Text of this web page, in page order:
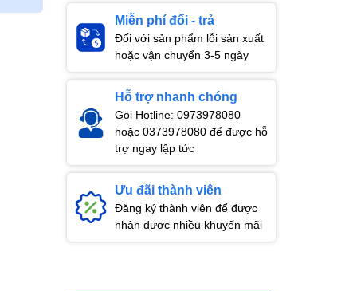
Miễn phí đổi - trả
Đối với sản phẩm lỗi sản xuất
hoặc vận chuyển 3-5 ngày
Hỗ trợ nhanh chóng
Gọi Hotline: 0973978080
hoặc 0373978080 để được hỗ
trợ ngay lập tức
Ưu đãi thành viên
Đăng ký thành viên để được
nhận được nhiều khuyến mãi